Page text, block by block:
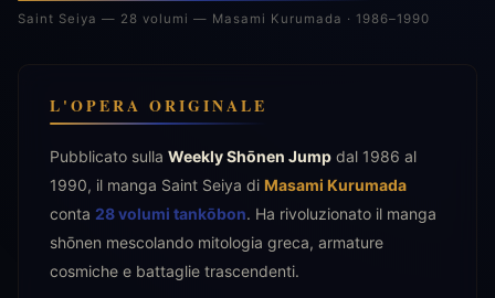
Saint Seiya — 28 volumi — Masami Kurumada · 1986–1990
L'OPERA ORIGINALE
Pubblicato sulla Weekly Shōnen Jump dal 1986 al
1990, il manga Saint Seiya di Masami Kurumada
conta 28 volumi tankōbon. Ha rivoluzionato il manga
shōnen mescolando mitologia greca, armature
cosmiche e battaglie trascendenti.